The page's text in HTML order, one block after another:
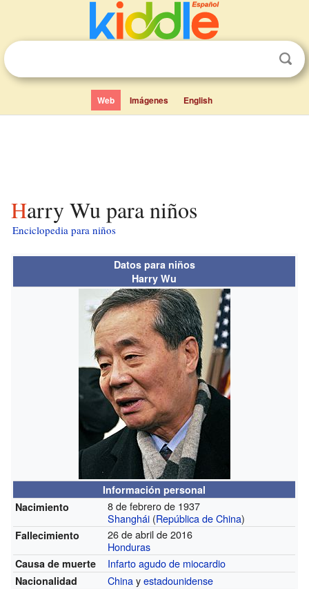
Web Imágenes English
Harry Wu para niños
Enciclopedia para niños
Datos para niños
Harry Wu
Información personal
Nacimiento
8 de febrero de 1937
Shanghái (República de China)
Fallecimiento
26 de abril de 2016
Honduras
Causa de muerte Infarto agudo de miocardio
Nacionalidad Chinayestadounidense